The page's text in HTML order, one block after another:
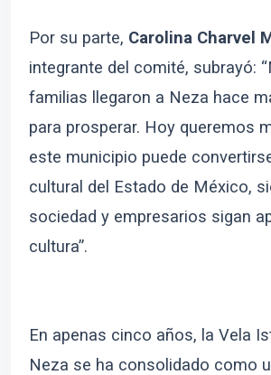
Por su parte, Carolina Charvel
integrante del comité, subrayó:
familias llegaron a Neza hace
para prosperar. Hoy queremos
este municipio puede
cultural del Estado de México,
sociedad y empresarios sigan
cultura”.
En apenas cinco años, la Vela
Neza se ha consolidado como